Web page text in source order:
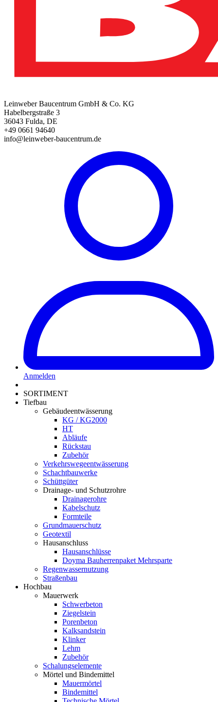
Leinweber Baucentrum GmbH & Co. KG
Habelbergstraße 3
36043 Fulda, DE
+49 0661 94640
info@leinweber-baucentrum.de
Anmelden
SORTIMENT
Tiefbau
Gebäudeentwässerung
KG / KG2000
HT
Abläufe
Rückstau
Zubehör
Verkehrswegeentwässerung
Schachtbauwerke
Schüttgüter
Drainage- und Schutzrohre
Drainagerohre
Kabelschutz
Formteile
Grundmauerschutz
Geotextil
Hausanschluss
Hausanschlüsse
Doyma Bauherrenpaket Mehrsparte
Regenwassernutzung
Straßenbau
Hochbau
Mauerwerk
Schwerbeton
Ziegelstein
Porenbeton
Kalksandstein
Klinker
Lehm
Zubehör
Schalungselemente
Mörtel und Bindemittel
Mauermörtel
Bindemittel